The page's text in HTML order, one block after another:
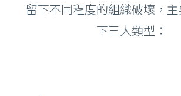
留下不同程度的組織破壞，
下三大類型：